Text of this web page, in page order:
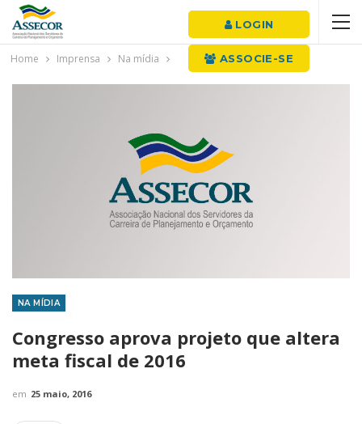
LOGIN
ASSOCIE-SE
Home Imprensa Na mídia
NA MÍDIA
Congresso aprova projeto que altera
meta fiscal de 2016
em 25 maio, 2016